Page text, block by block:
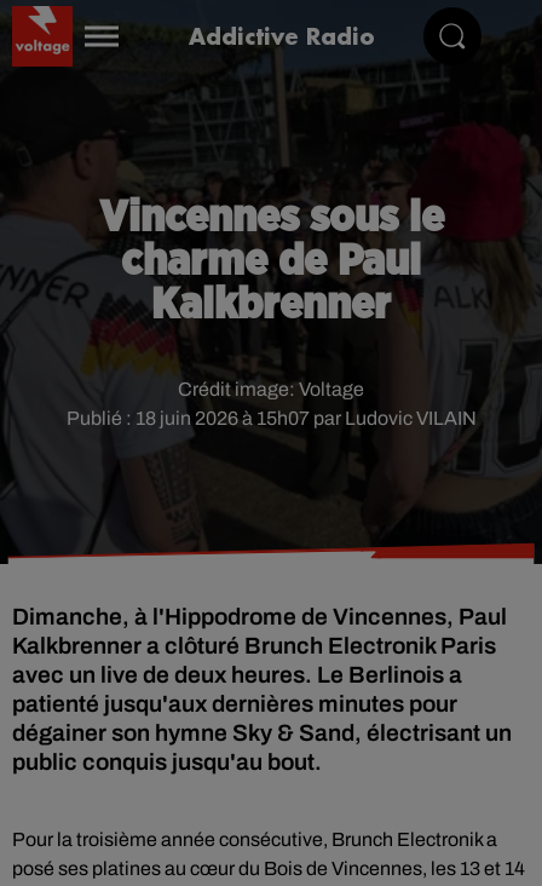
Addictive Radio
Vincennes sous le
charme de Paul
Kalkbrenner
Publié : 18 juin 2026 à 15h07 par Ludovic VILAIN
Crédit image: Voltage
Dimanche, à l'Hippodrome de Vincennes, Paul
Kalkbrenner a clôturé Brunch Electronik Paris
avec un live de deux heures. Le Berlinois a
patienté jusqu'aux dernières minutes pour
dégainer son hymne Sky & Sand, électrisant un
public conquis jusqu'au bout.
Pour la troisième année consécutive, Brunch Electronik a
posé ses platines au cœur du Bois de Vincennes, les 13 et 14